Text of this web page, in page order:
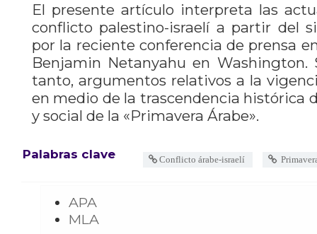
El presente artículo interpreta las
conflicto palestino-israelí a partir del
por la reciente conferencia de prensa
Benjamin Netanyahu en Washington.
tanto, argumentos relativos a la
en medio de la trascendencia histórica
y social de la «Primavera Árabe».
Palabras clave Conflicto árabe-israelí
APA
MLA